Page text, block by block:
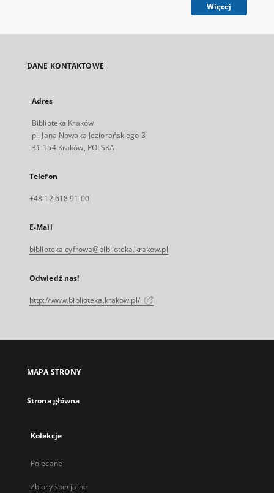
Więcej
DANE KONTAKTOWE
Adres
Biblioteka Kraków
pl. Jana Nowaka Jeziorańskiego 3
31-154 Kraków, POLSKA
Telefon
+48 12 618 91 00
E-Mail
biblioteka.cyfrowa@biblioteka.krakow.pl
Odwiedź nas!
http://www.biblioteka.krakow.pl/
MAPA STRONY
Strona główna
Kolekcje
Polecane
Zbiory specjalne